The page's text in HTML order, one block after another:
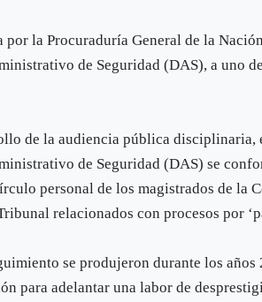
por la Procuraduría General de la
de Seguridad (DAS), a uno
de la audiencia pública
de Seguridad (DAS) se
personal de los magistrados de la
relacionados con procesos por
se produjeron durante los
para adelantar una labor de